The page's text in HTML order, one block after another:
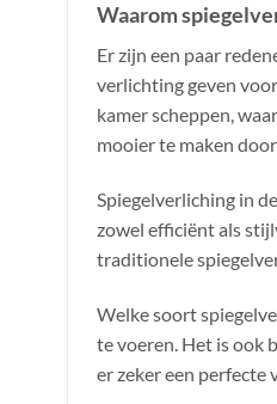
Waarom
Er zijn een paar
verlichting geven
kamer scheppen,
mooier te maken
Spiegelverliching in
zowel efficiënt als
traditionele
Welke soort
te voeren. Het is ook
er zeker een